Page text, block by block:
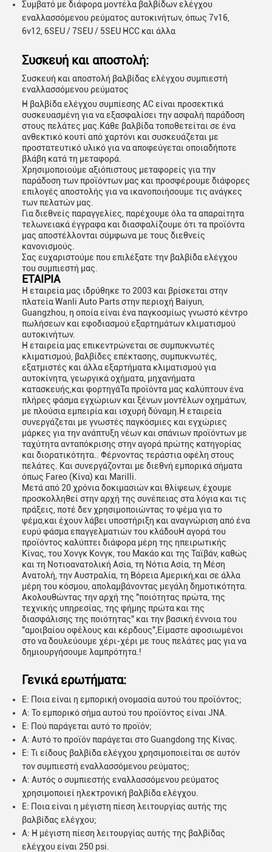
Συμβατό με διάφορα μοντέλα βαλβίδων ελέγχου
εναλλασσόμενου ρεύματος αυτοκινήτων, όπως 7v16,
6v12, 6SEU / 7SEU / 5SEU HCC και άλλα
Συσκευή και αποστολή:
Συσκευή και αποστολή βαλβίδας ελέγχου συμπιεστή
εναλλασσόμενου ρεύματος
Η βαλβίδα ελέγχου συμπίεσης AC είναι προσεκτικά
συσκευασμένη για να εξασφαλίσει την ασφαλή παράδοση
στους πελάτες μας.Κάθε βαλβίδα τοποθετείται σε ένα
ανθεκτικό κουτί από χαρτόνι και συσκευάζεται με
προστατευτικό υλικό για να αποφεύγεται οποιαδήποτε
βλάβη κατά τη μεταφορά.
Χρησιμοποιούμε αξιόπιστους μεταφορείς για την
παράδοση των προϊόντων μας και προσφέρουμε διάφορες
επιλογές αποστολής για να ικανοποιήσουμε τις ανάγκες
των πελατών μας.
Για διεθνείς παραγγελίες, παρέχουμε όλα τα απαραίτητα
τελωνειακά έγγραφα και διασφαλίζουμε ότι τα προϊόντα
μας αποστέλλονται σύμφωνα με τους διεθνείς
κανονισμούς.
Σας ευχαριστούμε που επιλέξατε την βαλβίδα ελέγχου
του συμπιεστή μας.
ΕΤΑΙΡΙΑ
Η εταιρεία μας ιδρύθηκε το 2003 και βρίσκεται στην
πλατεία Wanli Auto Parts στην περιοχή Baiyun,
Guangzhou, η οποία είναι ένα παγκοσμίως γνωστό κέντρο
πωλήσεων και εφοδιασμού εξαρτημάτων κλιματισμού
αυτοκινήτων.
Η εταιρεία μας επικεντρώνεται σε συμπυκνωτές
κλιματισμού, βαλβίδες επέκτασης, συμπυκνωτές,
εξατμιστές και άλλα εξαρτήματα κλιματισμού για
αυτοκίνητα, γεωργικά οχήματα, μηχανήματα
κατασκευής,και φορτηγάΤα προϊόντα μας καλύπτουν ένα
πλήρες φάσμα εγχώριων και ξένων μοντέλων οχημάτων,
με πλούσια εμπειρία και ισχυρή δύναμη.Η εταιρεία
συνεργάζεται με γνωστές παγκόσμιες και εγχώριες
μάρκες για την ανάπτυξη νέων και σπάνιων προϊόντων με
ταχύτητα ανταπόκρισης στην αγορά πρώτης κατηγορίας
και διορατικότητα.. Φέρνοντας τεράστια οφέλη στους
πελάτες. Και συνεργάζονται με διεθνή εμπορικά σήματα
όπως Fareo (Κίνα) και Marilli.
Μετά από 20 χρόνια δοκιμασιών και θλίψεων, έχουμε
προσκολληθεί στην αρχή της συνέπειας στα λόγια και τις
πράξεις, ποτέ δεν χρησιμοποιώντας το ψέμα για το
ψέμα,και έχουν λάβει υποστήριξη και αναγνώριση από ένα
ευρύ φάσμα επαγγελματιών του κλάδουΗ αγορά του
προϊόντος καλύπτει διάφορα μέρη της ηπειρωτικής
Κίνας, του Χονγκ Κονγκ, του Μακάο και της Ταϊβάν, καθώς
και τη Νοτιοανατολική Ασία, τη Νότια Ασία, τη Μέση
Ανατολή, την Αυστραλία, τη Βόρεια Αμερική,και σε άλλα
μέρη του κόσμου, απολαμβάνοντας μεγάλη δημοτικότητα.
Ακολουθώντας την αρχή της "ποιότητας πρώτα, της
τεχνικής υπηρεσίας, της φήμης πρώτα και της
διασφάλισης της ποιότητας" και την βασική έννοια του
"αμοιβαίου οφέλους και κέρδους",Είμαστε αφοσιωμένοι
στο να δουλεύουμε χέρι-χέρι με τους πελάτες μας για να
δημιουργήσουμε λαμπρότητα.!
Γενικά ερωτήματα:
Ε: Ποια είναι η εμπορική ονομασία αυτού του προϊόντος;
Α: Το εμπορικό σήμα αυτού του προϊόντος είναι JNA.
Ε: Πού παράγεται αυτό το προϊόν;
Α: Αυτό το προϊόν παράγεται στο Guangdong της Κίνας.
Ε: Τι είδους βαλβίδα ελέγχου χρησιμοποιείται σε αυτόν
τον συμπιεστή εναλλασσόμενου ρεύματος;
Α: Αυτός ο συμπιεστής εναλλασσόμενου ρεύματος
χρησιμοποιεί ηλεκτρονική βαλβίδα ελέγχου.
Ε: Ποια είναι η μέγιστη πίεση λειτουργίας αυτής της
βαλβίδας ελέγχου;
Α: Η μέγιστη πίεση λειτουργίας αυτής της βαλβίδας
ελέγχου είναι 250 psi.